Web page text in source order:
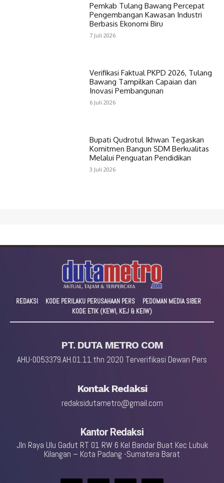
Pemkab Tulang Bawang Percepat
Pengembangan Kawasan Industri
Berbasis Ekonomi Biru
7 Juli 2026
Verifikasi Faktual PKPD 2026, Tulang
Bawang Tampilkan Capaian dan
Inovasi Pembangunan
6 Juli 2026
Bupati Qudrotul Ikhwan Tegaskan
Komitmen Bangun SDM Berkualitas
Melalui Penguatan Pendidikan
3 Juli 2026
REDAKSI KODE PERILAKU PERUSAHAAN PERS
PEDOMAN MEDIA SIBER
KODE ETIK (KEWI, KEJ & KEIW)
PT. DUTA METRO COM
AHU-0053379.AH.01.11.thn 2020 Terverifikasi Dewan Pers
Kontak Redaksi
redaksidutametro@gmail.com
Kantor Redaksi
Jln Raya Ulu Gadut RT 01 RW 6 Kel Bandar Buat Kec Lubuk
Kilangan – Kota Padang -Sumatera Barat